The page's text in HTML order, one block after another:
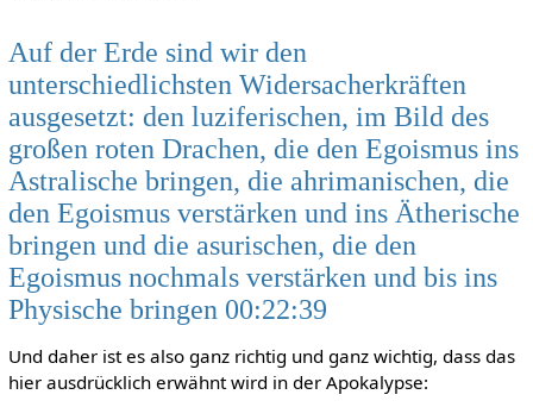
Auf der Erde sind wir den
unterschiedlichsten Widersacherkräften
ausgesetzt: den luziferischen, im Bild des
großen roten Drachen, die den Egoismus ins
Astralische bringen, die ahrimanischen, die
den Egoismus verstärken und ins Ätherische
bringen und die asurischen, die den
Egoismus nochmals verstärken und bis ins
Physische bringen 00:22:39
Und daher ist es also ganz richtig und ganz wichtig, dass das
hier ausdrücklich erwähnt wird in der Apokalypse: